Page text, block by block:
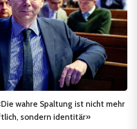
wahre Spaltung ist nicht mehr
sondern identitär»